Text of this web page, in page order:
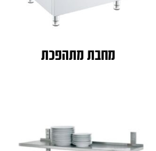
מחבת מתהפכת